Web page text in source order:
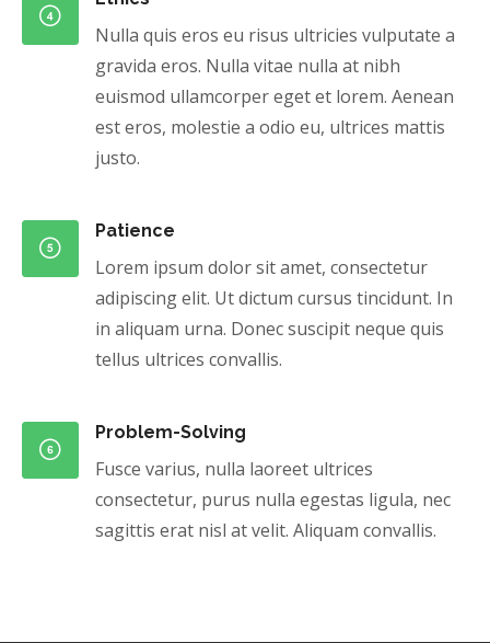
Nulla quis eros eu risus ultricies vulputate a
gravida eros. Nulla vitae nulla at nibh
euismod ullamcorper eget et lorem. Aenean
est eros, molestie a odio eu, ultrices mattis
justo.
Patience
Lorem ipsum dolor sit amet, consectetur
adipiscing elit. Ut dictum cursus tincidunt. In
in aliquam urna. Donec suscipit neque quis
tellus ultrices convallis.
Problem-Solving
Fusce varius, nulla laoreet ultrices
consectetur, purus nulla egestas ligula, nec
sagittis erat nisl at velit. Aliquam convallis.